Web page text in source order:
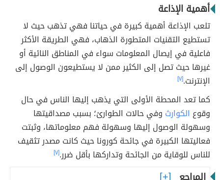
أهمية الإذاعة
تلعب الإذاعة أهمية كبيرة في حياتنا فهي تذهب حيث لا
تستطيع التقنيات المتطورة الذهاب، فهي الطريقة الأكثر
فاعلية في إيصال المعلومات سواء في المناطق النائية أو
غيرها حيث تصل إلى الكثير ممن لا يستطيعون الوصول إلى
الإنترنت.[٧]
كما تعد المحطة الأولى التي يذهب إليها الناس في حال
وقوع الكوارث وفي حالات الطوارئ؛ بسبب مصداقيتها
وسهولة الوصول إليها وسهولة فهم معلوماتها، وثبتت
فعاليتها الكبيرة في جائحة كورونا حيث كانت مصدر تثقيف
للناس للوقاية من الجائحة وتداركها بأقل ضرر.[٧]